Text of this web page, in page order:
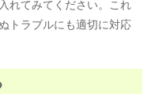
れてみてください。これ
トラブルにも適切に対応